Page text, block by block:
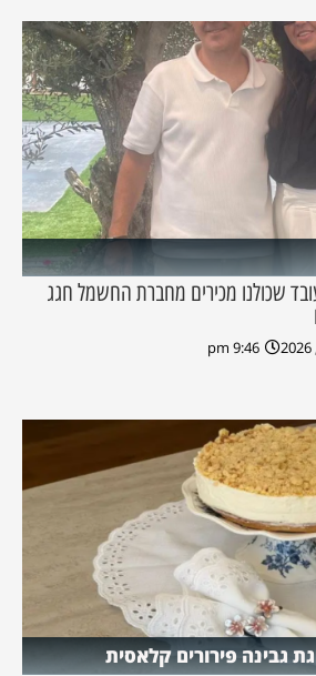
שכולנו מכירים מחברת החשמל חגג
9:46 pm
גבינה פירורים קלאסית